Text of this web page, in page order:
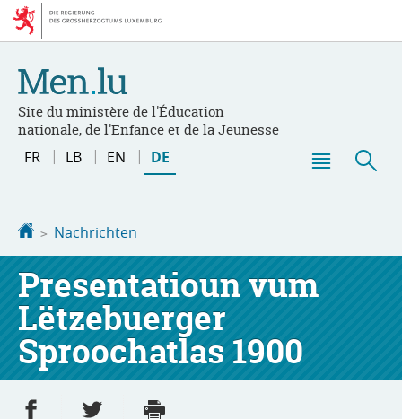
Zur
Navigation
Zum
Inhalt
Site du ministère de l'Éducation
nationale, de l'Enfance et de la Jeunesse
Changer
FR LB EN DE
Startseite
Nachrichten
Presentatioun vum
Lëtzebuerger
Sproochatlas 1900
Partager sur Facebook
Partager sur Twitter